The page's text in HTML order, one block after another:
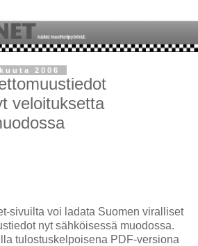
2006
veloituksetta
sivuilta voi ladata Suomen viralliset
nyt sähköisessä muodossa.
tulostuskelpoisena PDF-versiona